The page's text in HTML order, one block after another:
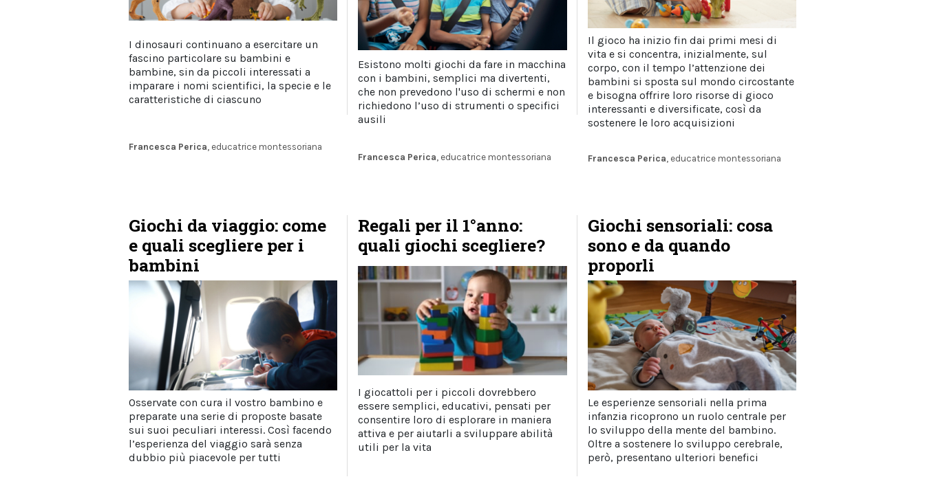
Francesca Perica, educatrice montessoriana
I dinosauri continuano a esercitare un
fascino particolare su bambini e
bambine, sin da piccoli interessati a
imparare i nomi scientifici, la specie e le
caratteristiche di ciascuno
Francesca Perica , educatrice montessoriana
Esistono molti giochi da fare in macchina
con i bambini, semplici ma divertenti,
che non prevedono l'uso di schermi e non
richiedono l’uso di strumenti o specifici
ausili
Francesca Perica, educatrice montessoriana
Il gioco ha inizio fin dai primi mesi di
vita e si concentra, inizialmente, sul
corpo, con il tempo l’attenzione dei
bambini si sposta sul mondo circostante
e bisogna offrire loro risorse di gioco
interessanti e diversificate, così da
sostenere le loro acquisizioni
Giochi da viaggio: come
e quali scegliere per i
bambini
Osservate con cura il vostro bambino e
preparate una serie di proposte basate
sui suoi peculiari interessi. Così facendo
l’esperienza del viaggio sarà senza
dubbio più piacevole per tutti
Regali per il 1°anno:
quali giochi scegliere?
I giocattoli per i piccoli dovrebbero
essere semplici, educativi, pensati per
consentire loro di esplorare in maniera
attiva e per aiutarli a sviluppare abilità
utili per la vita
Giochi sensoriali: cosa
sono e da quando
proporli
Le esperienze sensoriali nella prima
infanzia ricoprono un ruolo centrale per
lo sviluppo della mente del bambino.
Oltre a sostenere lo sviluppo cerebrale,
però, presentano ulteriori benefici